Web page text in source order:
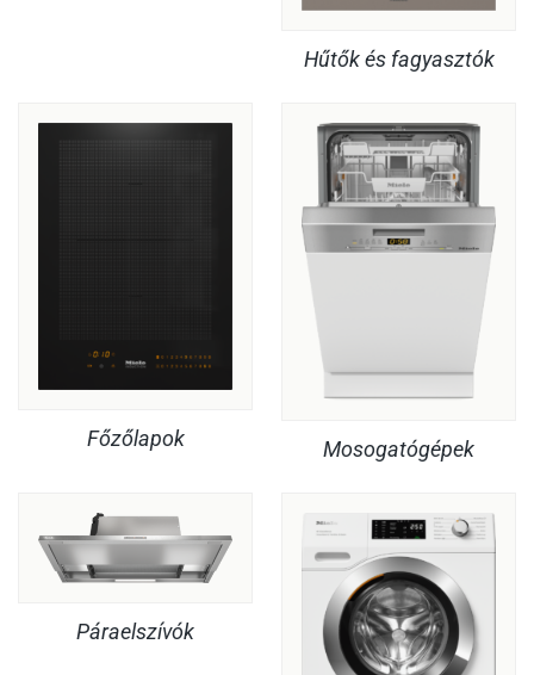
Hűtők és fagyasztók
Főzőlapok Mosogatógépek
Páraelszívók